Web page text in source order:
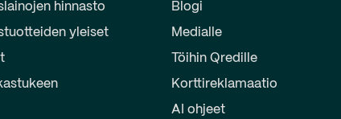
hinnasto
yleiset
Blogi
Medialle
Töihin Qredille
Korttireklamaatio
AI ohjeet